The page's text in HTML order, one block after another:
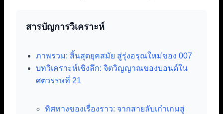
สารบัญการวิเคราะห์
ภาพรวม: สิ้นสุดยุคสมัย สู่รุ่งอรุณใหม่ของ 007
บทวิเคราะห์เชิงลึก: จิตวิญญาณของบอนด์ใน
ศตวรรษที่ 21
ทิศทางของเรื่องราว: จากสายลับเก๋าเกมสู่